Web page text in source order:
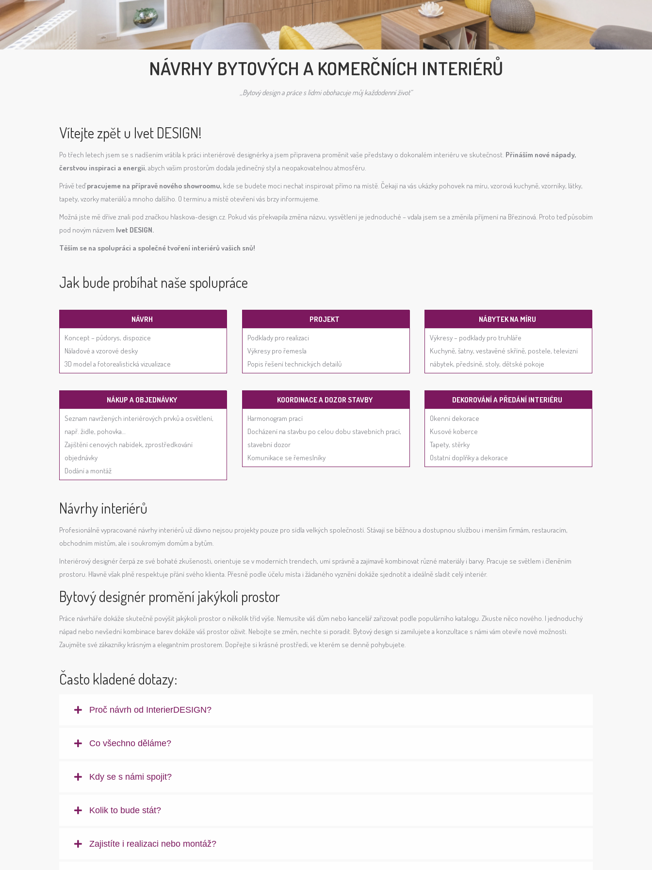
NÁVRHY BYTOVÝCH A KOMERČNÍCH INTERIÉRŮ
,,Bytový design a práce s lidmi obohacuje můj každodenní život“
Vítejte zpět u Ivet DESIGN!
Po třech letech jsem se s nadšením vrátila k práci interiérové designérky a jsem připravena proměnit vaše představy o dokonalém interiéru ve skutečnost. Přináším nové nápady,
čerstvou inspiraci a energii, abych vašim prostorům dodala jedinečný styl a neopakovatelnou atmosféru.
Právě teďpracujeme na přípravě nového showroomu, kde se budete moci nechat inspirovat přímo na místě. Čekají na vás ukázky pohovek na míru, vzorová kuchyně, vzorníky, látky,
tapety, vzorky materiálů a mnoho dalšího. O termínu a místě otevření vás brzy informujeme.
Možná jste mě dříve znali pod značkou hlaskova-design.cz. Pokud vás překvapila změna názvu, vysvětlení je jednoduché – vdala jsem se a změnila příjmení na Březinová. Proto teď působím
pod novým názvem Ivet DESIGN.
Těším se na spolupráci a společné tvoření interiérů vašich snů!
Jak bude probíhat naše spolupráce
NÁVRH
Koncept – půdorys, dispozice
Náladové a vzorové desky
3D model a fotorealistická vizualizace
PROJEKT
Podklady pro realizaci
Výkresy pro řemesla
Popis řešení technických detailů
NÁBYTEK NA MÍRU
Výkresy – podklady pro truhláře
Kuchyně, šatny, vestavěné skříně, postele, televizní
nábytek, předsíně, stoly, dětské pokoje
NÁKUP A OBJEDNÁVKY
Seznam navržených interiérových prvků a osvětlení,
např. židle, pohovka…
Zajištění cenových nabídek, zprostředkování
objednávky
Dodání a montáž
KOORDINACE A DOZOR STAVBY
Harmonogram prací
Docházení na stavbu po celou dobu stavebních prací,
stavební dozor
Komunikace se řemeslníky
DEKOROVÁNÍ A PŘEDÁNÍ INTERIÉRU
Okenní dekorace
Kusové koberce
Tapety, stěrky
Ostatní doplňky a dekorace
Návrhy interiérů
Profesionálně vypracované návrhy interiérů už dávno nejsou projekty pouze pro sídla velkých společností. Stávají se běžnou a dostupnou službou i menším firmám, restauracím,
obchodním místům, ale i soukromým domům a bytům.
Interiérový designér čerpá ze své bohaté zkušenosti, orientuje se v moderních trendech, umí správně a zajímavě kombinovat různé materiály i barvy. Pracuje se světlem i členěním
prostoru. Hlavně však plně respektuje přání svého klienta. Přesně podle účelu místa i žádaného vyznění dokáže sjednotit a ideálně sladit celý interiér.
Bytový designér promění jakýkoli prostor
Práce návrháře dokáže skutečně povýšit jakýkoli prostor o několik tříd výše. Nemusíte váš dům nebo kancelář zařizovat podle populárního katalogu. Zkuste něco nového. I jednoduchý
nápad nebo nevšední kombinace barev dokáže váš prostor oživit. Nebojte se změn, nechte si poradit. Bytový design si zamilujete a konzultace s námi vám otevře nové možnosti.
Zaujměte své zákazníky krásným a elegantním prostorem. Dopřejte si krásné prostředí, ve kterém se denně pohybujete.
Často kladené dotazy:
Proč návrh od InterierDESIGN?
Co všechno děláme?
Kdy se s námi spojit?
Kolik to bude stát?
Zajistíte i realizaci nebo montáž?